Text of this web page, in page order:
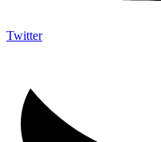
Twitter